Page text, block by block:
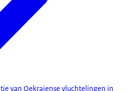
van Oekraiense vluchtelingen in